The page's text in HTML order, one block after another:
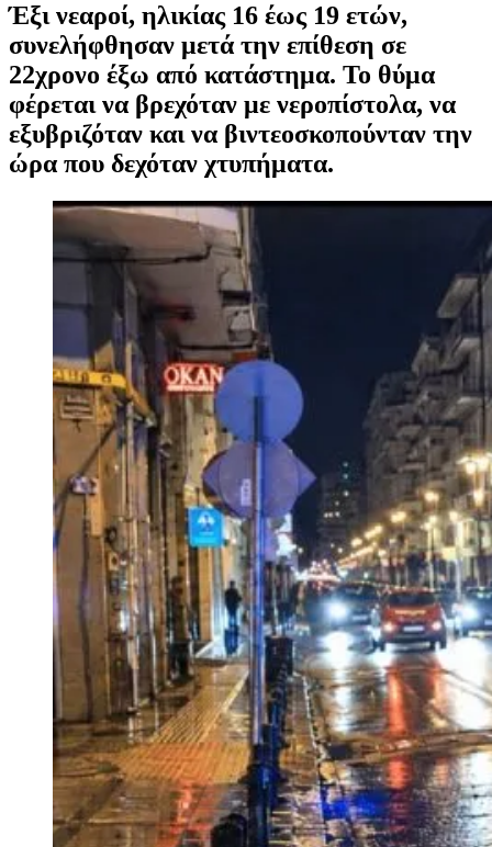
Έξι νεαροί, ηλικίας 16 έως 19 ετών,
συνελήφθησαν μετά την επίθεση σε
22χρονο έξω από κατάστημα. Το θύμα
φέρεται να βρεχόταν με νεροπίστολα, να
εξυβριζόταν και να βιντεοσκοπούνταν την
ώρα που δεχόταν χτυπήματα.